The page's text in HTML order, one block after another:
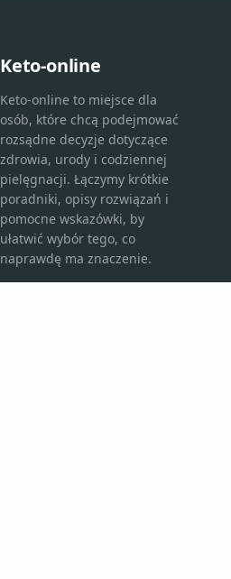
Keto-online
Keto-online to miejsce dla
osób, które chcą podejmować
rozsądne decyzje dotyczące
zdrowia, urody i codziennej
pielęgnacji. Łączymy krótkie
poradniki, opisy rozwiązań i
pomocne wskazówki, by
ułatwić wybór tego, co
naprawdę ma znaczenie.